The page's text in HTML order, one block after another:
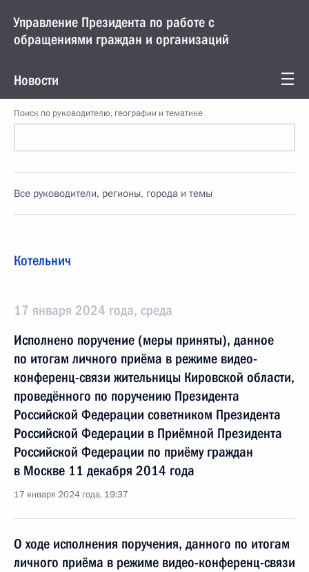
Управление Президента по работе с
обращениями граждан и организаций
Новости
Поиск по руководителю, географии и тематике
Все руководители, регионы, города и темы
Котельнич
17 января 2024 года, среда
Исполнено поручение (меры приняты), данное
по итогам личного приёма в режиме видео-
конференц-связи жительницы Кировской области,
проведённого по поручению Президента
Российской Федерации советником Президента
Российской Федерации в Приёмной Президента
Российской Федерации по приёму граждан
в Москве 11 декабря 2014 года
17 января 2024 года, 19:37
О ходе исполнения поручения, данного по итогам
личного приёма в режиме видео-конференц-связи